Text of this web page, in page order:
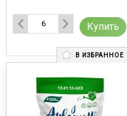
Купить
В ИЗБРАННОЕ